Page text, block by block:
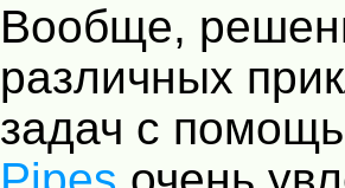
Вообще,
различных
задач с